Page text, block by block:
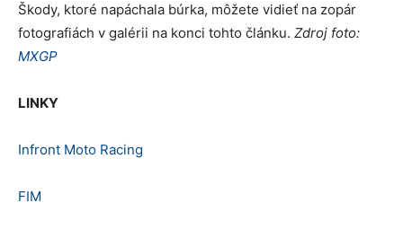
Škody, ktoré napáchala búrka, môžete vidieť na zopár
fotografiách v galérii na konci tohto článku. Zdroj foto:
MXGP
LINKY
Infront Moto Racing
FIM